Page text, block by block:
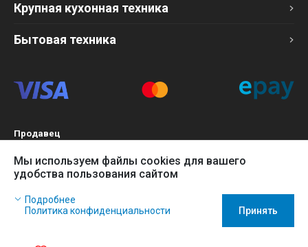
Крупная кухонная техника
Бытовая техника
Продавец
БИН 120140015907
Более подробно см. разделОферта
Мы используем файлы cookies для вашего
удобства пользования сайтом
Наш сайт использует файлы cookies, чтобы Вы могли
заказать товар в интернет-магазине и позволяет нам
Подробнее
Политика конфиденциальности
Принять